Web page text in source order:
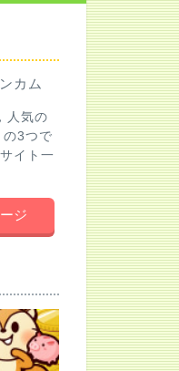
人気の
3つで
イト一
ジ